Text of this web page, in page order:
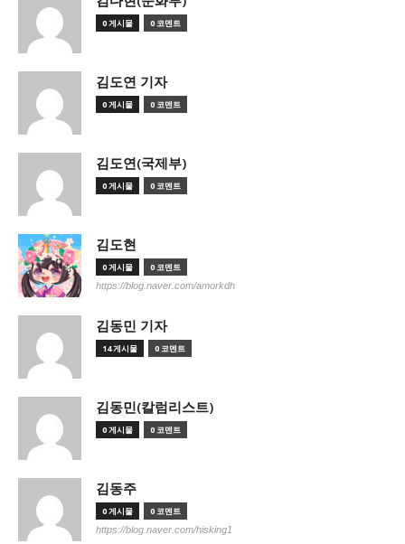
0 게시물 0 코멘트
김도연 기자
0 게시물 0 코멘트
김도연(국제부)
0 게시물 0 코멘트
김도현
0 게시물 0 코멘트
https://blog.naver.com/amorkdh
김동민 기자
14 게시물 0 코멘트
김동민(칼럼리스트)
0 게시물 0 코멘트
김동주
0 게시물 0 코멘트
https://blog.naver.com/hisking1